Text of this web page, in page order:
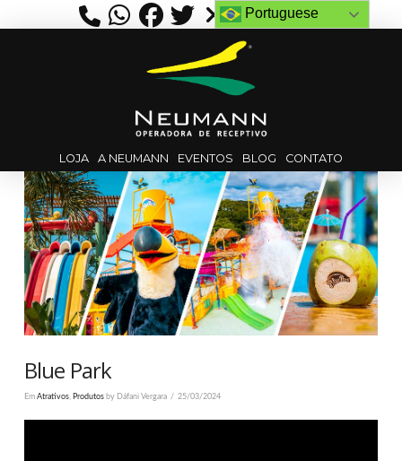
LOJA A NEUMANN EVENTOS BLOG CONTATO
Blue Park
Em Atrativos, Produtosby Dáfani Vergara 25/03/2024
Portuguese